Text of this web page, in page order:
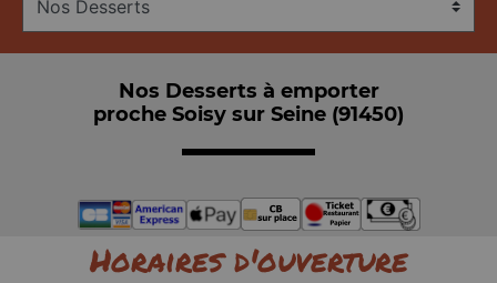
Nos Desserts à emporter
proche Soisy sur Seine (91450)
Horaires d'ouverture